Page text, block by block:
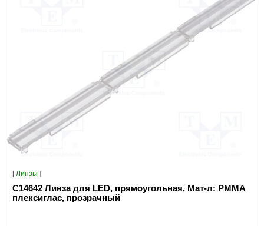
[ Линзы ]
C14642 Линза для LED, прямоугольная, Мат-л: PMMA
плексиглас, прозрачный